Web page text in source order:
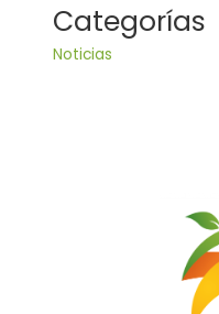
Categorías
Noticias